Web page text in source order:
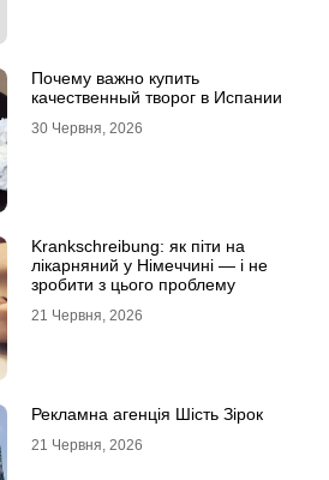
Почему важно купить
качественный творог в Испании
30 Червня, 2026
Krankschreibung: як піти на
лікарняний у Німеччині — і не
зробити з цього проблему
21 Червня, 2026
Рекламна агенція Шість Зірок
21 Червня, 2026